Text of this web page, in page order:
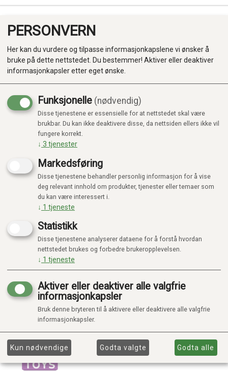
Produkter
Kategorier
Fokus Nyhet
PERSONVERN
Her kan du vurdere og tilpasse informasjonkapslene vi ønsker å
bruke på dette nettstedet. Du bestemmer! Aktiver eller deaktiver
informasjonkapsler etter eget ønske.
Funksjonelle (nødvendig)
Disse tjenestene er essensielle for at nettstedet skal være
brukbar. Du kan ikke deaktivere disse, da nettsiden ellers ikke vil
fungere korrekt.
↓ 3 tjenester
Markedsføring
Disse tjenestene behandler personlig informasjon for å vise
deg relevant innhold om produkter, tjenester eller temaer som
du kan være interessert i.
↓ 1 tjeneste
Statistikk
Disse tjenestene analyserer dataene for å forstå hvordan
nettstedet brukes og forbedre brukeropplevelsen.
↓ 1 tjeneste
Aktiver eller deaktiver alle valgfrie
informasjonkapsler
Bruk denne bryteren til å aktivere eller deaktivere alle valgfrie
informasjonkapsler.
Kun nødvendige Godta valgte Godta alle